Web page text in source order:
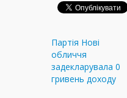
Партія Нові
обличчя
задекларувала 0
гривень доходу